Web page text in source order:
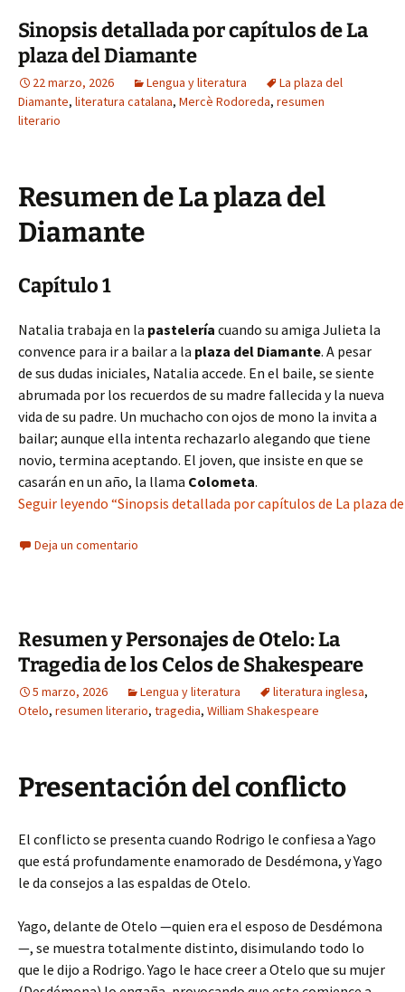
Sinopsis detallada por capítulos de La
plaza del Diamante
22 marzo, 2026 Lengua y literatura
La plaza del
Diamante, literatura catalana, Mercè Rodoreda, resumen
literario
Resumen de La plaza del
Diamante
Capítulo 1
Natalia trabaja en la pastelería cuando su amiga Julieta la
convence para ir a bailar a la plaza del Diamante. A pesar
de sus dudas iniciales, Natalia accede. En el baile, se siente
abrumada por los recuerdos de su madre fallecida y la nueva
vida de su padre. Un muchacho con ojos de mono la invita a
bailar; aunque ella intenta rechazarlo alegando que tiene
novio, termina aceptando. El joven, que insiste en que se
casarán en un año, la llama Colometa.
Seguir leyendo “Sinopsis detallada por capítulos de La plaza
Deja un comentario
Resumen y Personajes de Otelo: La
Tragedia de los Celos de Shakespeare
5 marzo, 2026 Lengua y literatura literatura inglesa,
Otelo, resumen literario, tragedia, William Shakespeare
Presentación del conflicto
El conflicto se presenta cuando Rodrigo le confiesa a Yago
que está profundamente enamorado de Desdémona, y Yago
le da consejos a las espaldas de Otelo.
Yago, delante de Otelo —quien era el esposo de Desdémona
—, se muestra totalmente distinto, disimulando todo lo
que le dijo a Rodrigo. Yago le hace creer a Otelo que su mujer